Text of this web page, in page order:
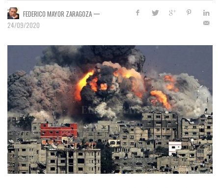
FEDERICO MAYOR ZARAGOZA —
24/09/2020